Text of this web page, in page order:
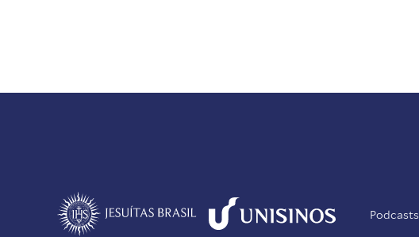
Podcasts